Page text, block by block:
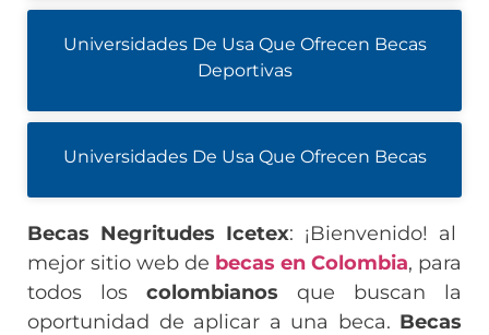
Universidades De Usa Que Ofrecen Becas
Deportivas
Universidades De Usa Que Ofrecen Becas
Becas Negritudes Icetex: ¡Bienvenido! al
mejor sitio web de becas en Colombia, para
todos los colombianos que buscan la
oportunidad de aplicar a una beca. Becas